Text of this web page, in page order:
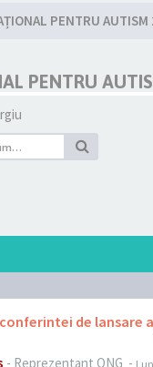
PENTRU
PENTRU
de lansare
- Reprezentant ONG -